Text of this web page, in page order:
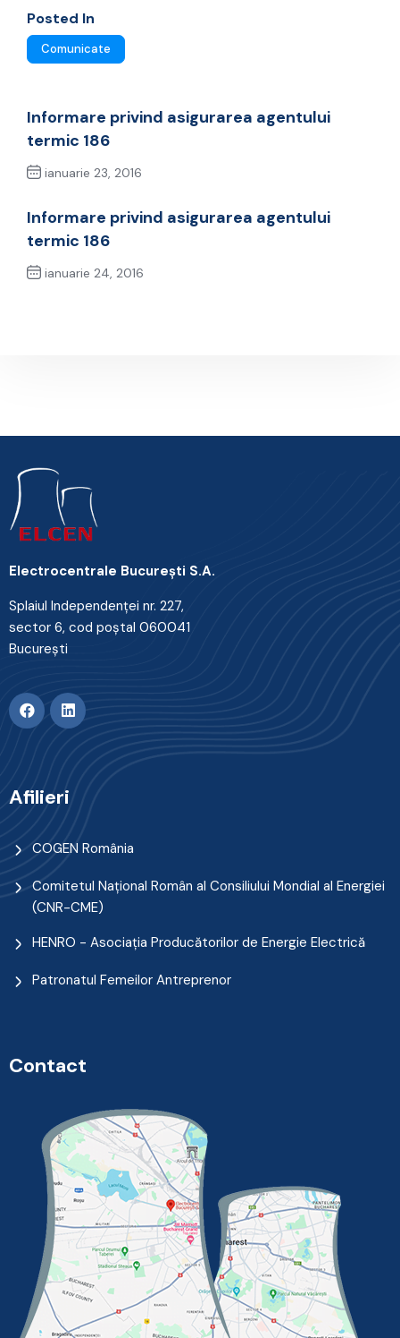
Posted In
Comunicate
Informare privind asigurarea agentului
termic 186
ianuarie 23, 2016
Informare privind asigurarea agentului
termic 186
ianuarie 24, 2016
Electrocentrale Bucureşti S.A.
Splaiul Independenţei nr. 227,
sector 6, cod poştal 060041
Bucureşti
Afilieri
COGEN România
Comitetul Naţional Român al Consiliului Mondial al Energiei
(CNR-CME)
HENRO - Asociația Producătorilor de Energie Electrică
Patronatul Femeilor Antreprenor
Contact